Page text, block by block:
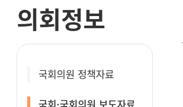
의회정보
국회의원 정책자료